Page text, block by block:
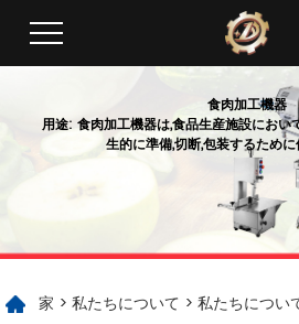
食肉加工機器
用途: 食肉加工機器は,食品生産施設におい
生的に準備,切断,包装するために
家 > 私たちについて > 私たちについ